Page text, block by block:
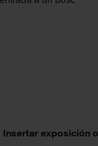
Insertar exposición